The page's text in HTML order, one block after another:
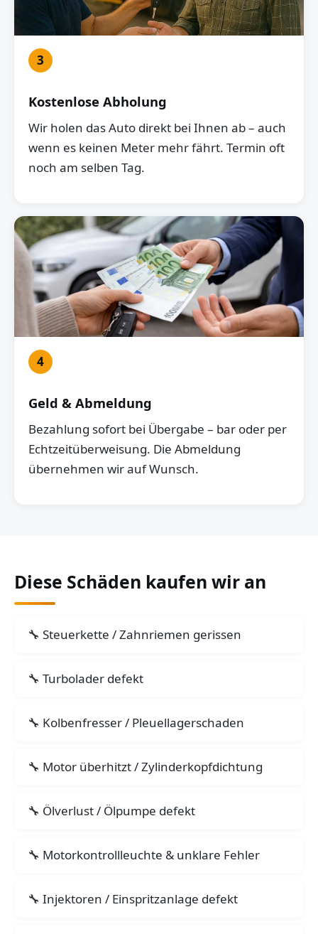
3
Kostenlose Abholung
Wir holen das Auto direkt bei Ihnen ab – auch
wenn es keinen Meter mehr fährt. Termin oft
noch am selben Tag.
4
Geld & Abmeldung
Bezahlung sofort bei Übergabe – bar oder per
Echtzeitüberweisung. Die Abmeldung
übernehmen wir auf Wunsch.
Diese Schäden kaufen wir an
Steuerkette / Zahnriemen gerissen
Turbolader defekt
Kolbenfresser / Pleuellagerschaden
Motor überhitzt / Zylinderkopfdichtung
Ölverlust / Ölpumpe defekt
Motorkontrollleuchte & unklare Fehler
Injektoren / Einspritzanlage defekt